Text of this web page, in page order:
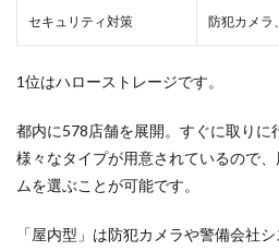
セキュリティ対策 防犯カメラ
1位はハローストレージです。
都内に578店舗を展開。すぐに取りに
様々なタイプが用意されているので
ムを選ぶことが可能です。
「屋内型」は防犯カメラや警備会社シ